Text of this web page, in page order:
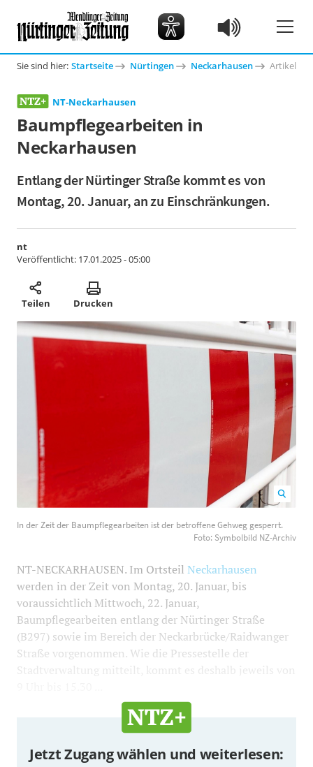
Sie sind hier: Startseite Nürtingen Neckarhausen Artikel
NT-Neckarhausen
Baumpflegearbeiten in
Neckarhausen
Entlang der Nürtinger Straße kommt es von
Montag, 20. Januar, an zu Einschränkungen.
nt
Veröffentlicht: 17.01.2025 - 05:00
Teilen Drucken
Gehweg gesperrt. Foto: Symbolbild NZ-Archiv 1200 800
In der Zeit der Baumpflegearbeiten ist der betroffene Gehweg gesperrt.
Foto: Symbolbild NZ-Archiv
NT-NECKARHAUSEN. Im Ortsteil Neckarhausen
werden in der Zeit von Montag, 20. Januar, bis
voraussichtlich Mittwoch, 22. Januar,
Baumpflegearbeiten entlang der Nürtinger Straße
(B297) sowie im Bereich der Neckarbrücke/Raidwanger
Straße vorgenommen. Wie die Pressestelle der
Stadtverwaltung mitteilt, kommt es deshalb jeweils von
Jetzt Zugang wählen und weiterlesen: